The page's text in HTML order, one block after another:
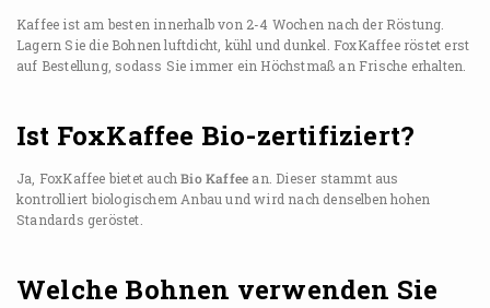
Kaffee ist am besten innerhalb von 2-4 Wochen nach der Röstung.
Lagern Sie die Bohnen luftdicht, kühl und dunkel. FoxKaffee röstet erst
auf Bestellung, sodass Sie immer ein Höchstmaß an Frische erhalten.
Ist FoxKaffee Bio-zertifiziert?
Ja, FoxKaffee bietet auchBio Kaffee an. Dieser stammt aus
kontrolliert biologischem Anbau und wird nach denselben hohen
Standards geröstet.
Welche Bohnen verwenden Sie